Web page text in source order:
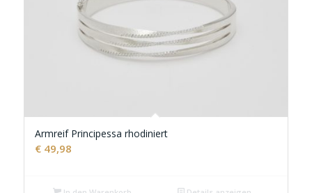
Armreif Principessa rhodiniert
€49,98